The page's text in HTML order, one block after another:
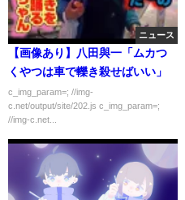
ニュース
【画像あり】八田與一「ムカつ
くやつは車で轢き殺せばいい」
c_img_param=; //img-
c.net/output/site/202.js c_img_param=;
//img-c.net...